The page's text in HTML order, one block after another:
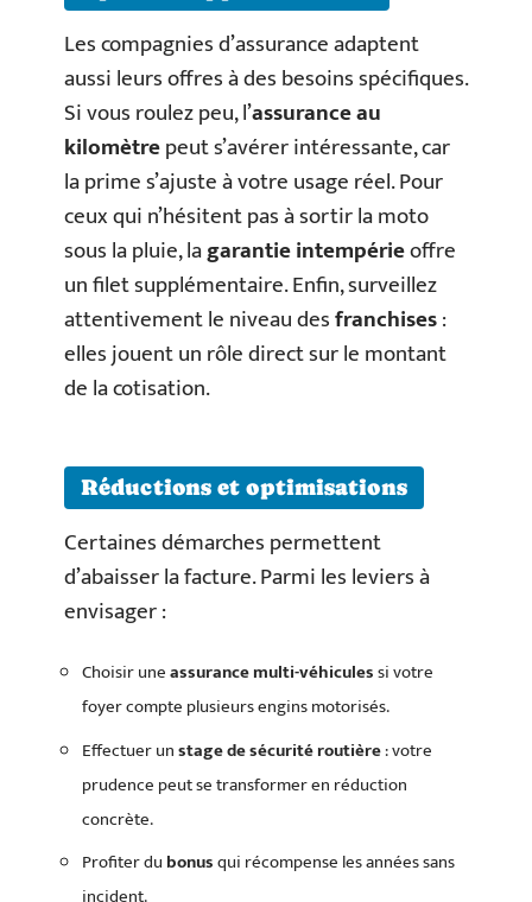
Les compagnies d’assurance adaptent
aussi leurs offres à des besoins spécifiques.
Si vous roulez peu, l’assurance au
kilomètrepeut s’avérer intéressante, car
la prime s’ajuste à votre usage réel. Pour
ceux qui n’hésitent pas à sortir la moto
sous la pluie, lagarantie intempérieoffre
un filet supplémentaire. Enfin, surveillez
attentivement le niveau desfranchises:
elles jouent un rôle direct sur le montant
de la cotisation.
Réductions et optimisations
Certaines démarches permettent
d’abaisser la facture. Parmi les leviers à
envisager :
Choisir uneassurance multi-véhiculessi votre
foyer compte plusieurs engins motorisés.
Effectuer unstage de sécurité routière: votre
prudence peut se transformer en réduction
concrète.
Profiter du bonusqui récompense les années sans